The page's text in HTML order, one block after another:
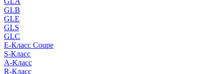
GLB
GLE
GLS
GLC
E-Класс Coupe
S-Класс
A-Класс
R-Класс